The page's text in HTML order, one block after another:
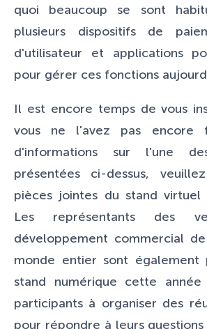
quoi beaucoup se sont
plusieurs dispositifs de
d'utilisateur et applications
pour gérer ces fonctions
Il est encore temps de vous
vous ne l'avez pas encore
d'informations sur l'une
présentées ci-dessus,
pièces jointes du stand virtuel
Les représentants des
développement commercial
monde entier sont également
stand numérique cette
participants à organiser des
pour répondre à leurs